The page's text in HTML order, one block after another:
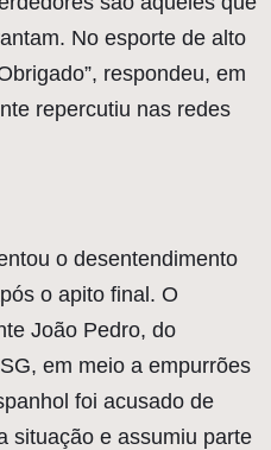
No esporte de alto
respondeu, em
repercutiu nas redes
o desentendimento
o apito final. O
João Pedro, do
em meio a empurrões
foi acusado de
situação e assumiu parte